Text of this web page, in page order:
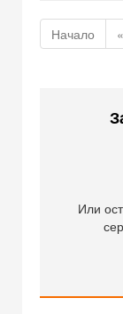
Начало «
Или